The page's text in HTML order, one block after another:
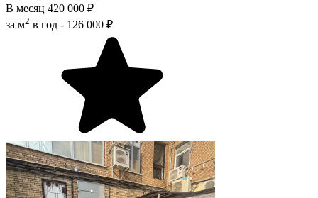
В месяц 420 000 ₽
за м2 в год - 126 000 ₽